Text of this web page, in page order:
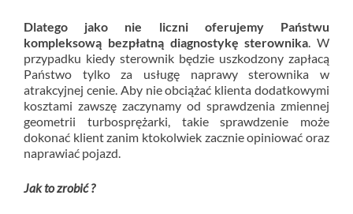
Dlatego jako nie liczni oferujemy Państwu
kompleksową bezpłatną diagnostykę sterownika. W
przypadku kiedy sterownik będzie uszkodzony zapłacą
Państwo tylko za usługę naprawy sterownika w
atrakcyjnej cenie. Aby nie obciążać klienta dodatkowymi
kosztami zawszę zaczynamy od sprawdzenia zmiennej
geometrii turbosprężarki, takie sprawdzenie może
dokonać klient zanim ktokolwiek zacznie opiniować oraz
naprawiać pojazd.
Jak to zrobić ?